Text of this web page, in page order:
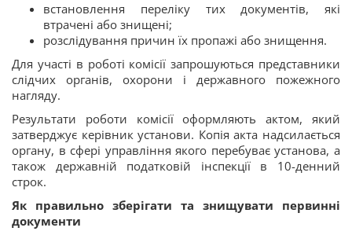
встановлення переліку тих документів, які
втрачені або знищені;
розслідування причин їх пропажі або знищення.
Для участі в роботі комісії запрошуються представники
слідчих органів, охорони і державного пожежного
нагляду.
Результати роботи комісії оформляють актом, який
затверджує керівник установи. Копія акта надсилається
органу, в сфері управління якого перебуває установа, а
також державній податковій інспекції в 10-денний
строк.
Як правильно зберігати та знищувати первинні
документи